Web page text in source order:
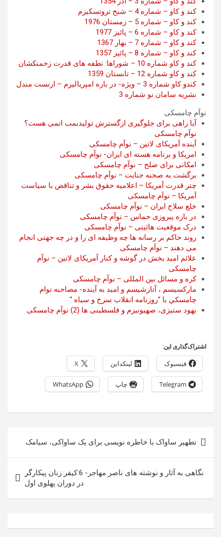
کند و کاو – شماره 4 – شبح تروتسکیزم
کند و کاو – شماره 5 – زمستان 1976
کند و کاو – شماره 6 – پائیز 1977
کند و کاو – شماره 7 – بهار 1367
کند و کاو – شماره 8 – پائیز 1357
کند و کاو شماره 10 – شوراها: نطفه های قدرت زحمتکشان
کند و کاو شماره 12 – تابستان 1359
کندو کاو شماره 3 – ویژه- در باره امپریالیزم – ارنست مندل
نشریه سامان نو شماره 3
نوآم چامسکی
آيا راهی برای جلوگيری ازگسترش توليدبمب اتمی هست؟
نوآم چامسکی
آینده آمریکای لاتین – نوآم چامسکی
امریکا و برنامه هسته ای ایران- نوآم چامسکی
امکانی برای صلح – نوآم چامسکی
برگشت به صحنه جنایت – نوآم چامسکی
چتر قدرت آمریکا – اعلامیه حقوق بشر و تناقض با سیاست
آمریکا – نوآم چامسکی
خلع سلاح ایران – نوآم چامسکی
در باره پیروزی حماس – نوآم چامسکی
درک موقعیت هائیتی – نوآم چامسکی
روند حاکم بر رسانه ها چه وظیفه ای را و در چه جهتی انجام
می دهند – نوآم چامسکی
علائم امید بخش در گوشه و کنار آمریکای لاتین – نوآم
چامسکی
کره و مسائل بین المللی – نوآم چامسکی
مارکسيسم ، آنارشيسم و اميد به آينده- مصاحبه نوام
چامسکي با “روزنامه انقلاب سرخ و سياه “
یهود ستیزی، صهیونیزم و فلسطینی ها (2) نوآم چامسکی
اشتراک‌گذاری این:
فیسبوک لینکداین X
Telegram چاپ WhatsApp
نوشته
تطهیر ساواک با خاطره نويسی برای يک ساواکی، سيامک
نگاهی به آثار و نوشته های ناصر مهاجر- 6:كيفر زنان پيكارگر
در دوران پهلوى اول